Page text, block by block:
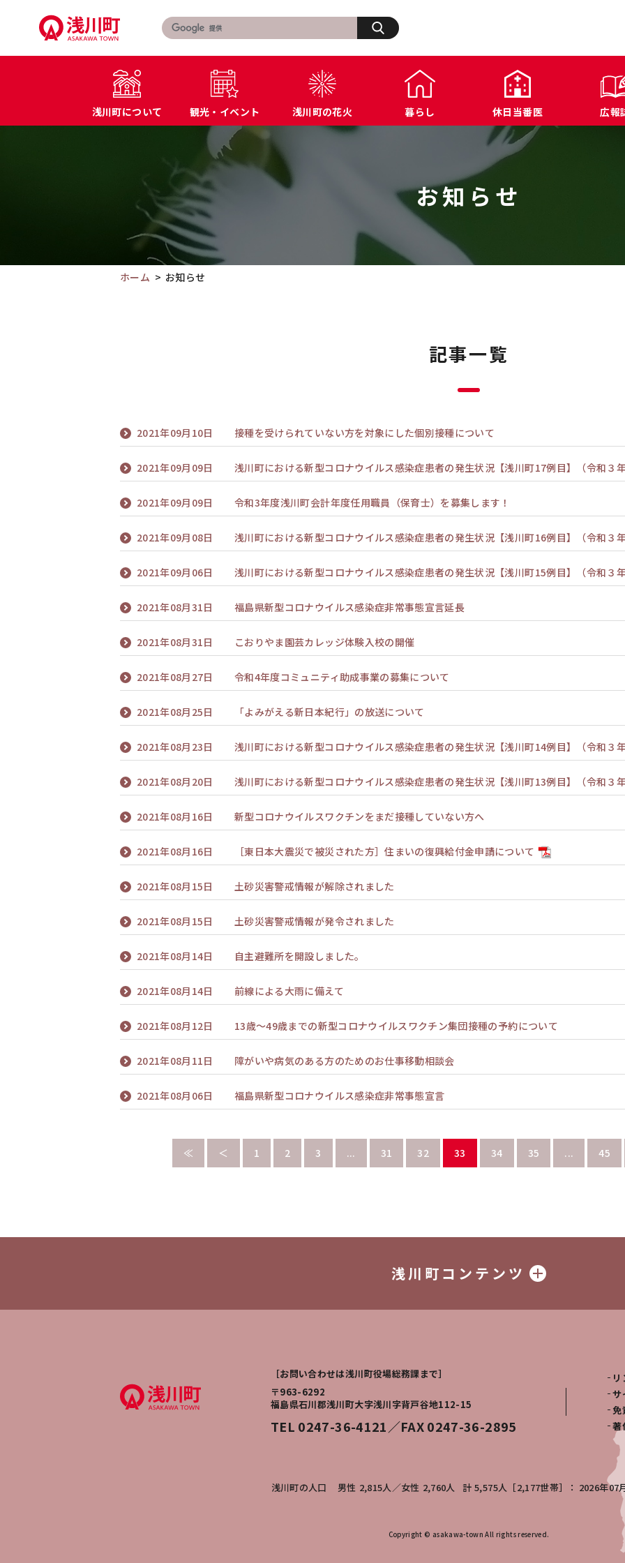
浅川町について
町長あいさつ
浅川町の概要
特産品・名産品
交通アクセス
浅川町の歩み
公共機関へのお問い合わせ
浅川町オープンデータ
各種公表データ
届出様式ダウンロード
例規集
観光・イベント 浅川町の花火
暮らし
届出・証明書
マイナンバー
教育
生活・その他
農業関連
商工業関連
休日当番医 広報
お知らせ
ホーム お知らせ
記事一覧
2021年09月10日 接種を受けられていない方を対象にした個別接種について
2021年09月09日 浅川町における新型コロナウイルス感染症患者の発生状況【浅川町17例目】（令和３年
2021年09月09日 令和3年度浅川町会計年度任用職員（保育士）を募集します！
2021年09月08日 浅川町における新型コロナウイルス感染症患者の発生状況【浅川町16例目】（令和３年
2021年09月06日 浅川町における新型コロナウイルス感染症患者の発生状況【浅川町15例目】（令和３年
2021年08月31日 福島県新型コロナウイルス感染症非常事態宣言延長
2021年08月31日 こおりやま園芸カレッジ体験入校の開催
2021年08月27日 令和4年度コミュニティ助成事業の募集について
2021年08月25日 「よみがえる新日本紀行」の放送について
2021年08月23日 浅川町における新型コロナウイルス感染症患者の発生状況【浅川町14例目】（令和３年
2021年08月20日 浅川町における新型コロナウイルス感染症患者の発生状況【浅川町13例目】（令和３年
2021年08月16日 新型コロナウイルスワクチンをまだ接種していない方へ
2021年08月16日 ［東日本大震災で被災された方］住まいの復興給付金申請について
2021年08月15日 土砂災害警戒情報が解除されました
2021年08月15日 土砂災害警戒情報が発令されました
2021年08月14日 自主避難所を開設しました。
2021年08月14日 前線による大雨に備えて
2021年08月12日 13歳～49歳までの新型コロナウイルスワクチン集団接種の予約について
2021年08月11日 障がいや病気のある方のためのお仕事移動相談会
2021年08月06日 福島県新型コロナウイルス感染症非常事態宣言
≪ ＜ 1 2 3 ... 31 32 33 34 35 ... 45
浅川町コンテンツ
［お問い合わせは浅川町役場総務課まで］
〒963-6292
福島県石川郡浅川町大字浅川字背戸谷地112-15
TEL 0247-36-4121／FAX 0247-36-2895
リ
サ
免
著
浅川町の人口 男性 2,815人 女性 2,760人 計 5,575人［2,177世帯］ 2026年07
Copyright © asakawa-town All rights reserved.